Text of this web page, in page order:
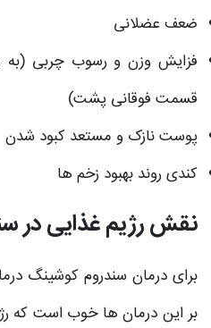
ضعف عضلانی
فزایش وزن و رسوب چربی (به
قسمت فوقانی پشت)
پوست نازک و مستعد کبود شدن
کندی روند بهبود زخم ها
نقش رژیم غذایی در
برای درمان سندروم کوشینگ
بر این درمان ها خوب است که